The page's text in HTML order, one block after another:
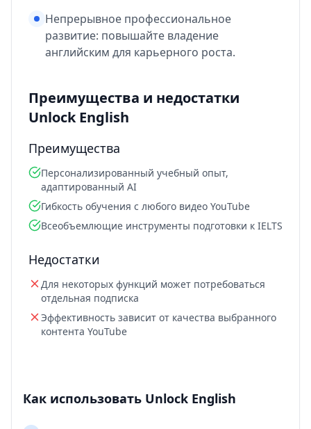
Непрерывное профессиональное
развитие: повышайте владение
английским для карьерного роста.
Преимущества и недостатки
Unlock English
Преимущества
Персонализированный учебный опыт,
адаптированный AI
Гибкость обучения с любого видео YouTube
Всеобъемлющие инструменты подготовки к IELTS
Недостатки
Для некоторых функций может потребоваться
отдельная подписка
Эффективность зависит от качества выбранного
контента YouTube
Как использовать Unlock English